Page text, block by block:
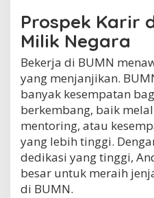
Prospek Karir
Milik Negara
Bekerja di BUMN
yang menjanjikan.
banyak kesempatan
berkembang, baik
mentoring, atau
yang lebih tinggi.
dedikasi yang tinggi,
besar untuk meraih
di BUMN.